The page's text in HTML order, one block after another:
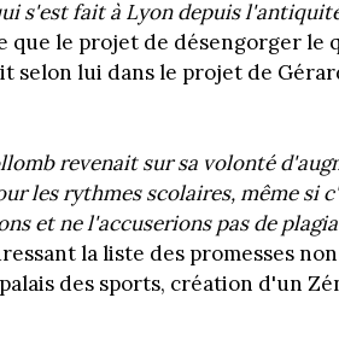
s'est fait à Lyon depuis
que le projet de désengorger le
selon lui dans le projet de
revenait sur sa volonté
les rythmes scolaires, même si
et ne l'accuserions pas de
la liste des promesses
des sports, création d'un